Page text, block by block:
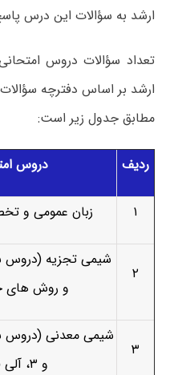
ارشد به سؤالات این درس
تعداد سؤالات دروس
مطابق جدول زیر است:
ردیف دروس
۱ زبان عمومی و
۲
و روش های
۳
و ۳، آلی فلزی)